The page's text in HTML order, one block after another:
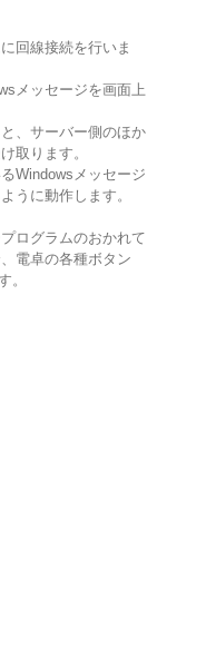
回線接続を行いま
メッセージを画面上
、サーバー側のほか
取ります。
Windowsメッセージ
うに動作します。
ログラムのおかれて
電卓の各種ボタン
。